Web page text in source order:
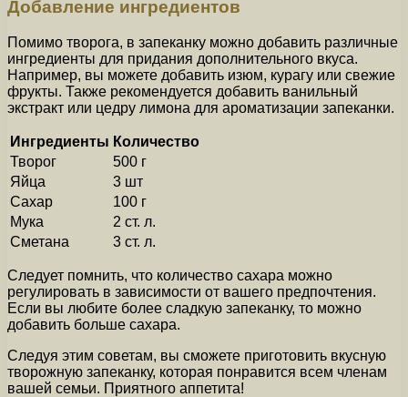
Добавление ингредиентов
Помимо творога, в запеканку можно добавить различные
ингредиенты для придания дополнительного вкуса.
Например, вы можете добавить изюм, курагу или свежие
фрукты. Также рекомендуется добавить ванильный
экстракт или цедру лимона для ароматизации запеканки.
Ингредиенты Количество
Творог
500 г
Яйца
3 шт
Сахар
100 г
Мука
2 ст. л.
Сметана
3 ст. л.
Следует помнить, что количество сахара можно
регулировать в зависимости от вашего предпочтения.
Если вы любите более сладкую запеканку, то можно
добавить больше сахара.
Следуя этим советам, вы сможете приготовить вкусную
творожную запеканку, которая понравится всем членам
вашей семьи. Приятного аппетита!